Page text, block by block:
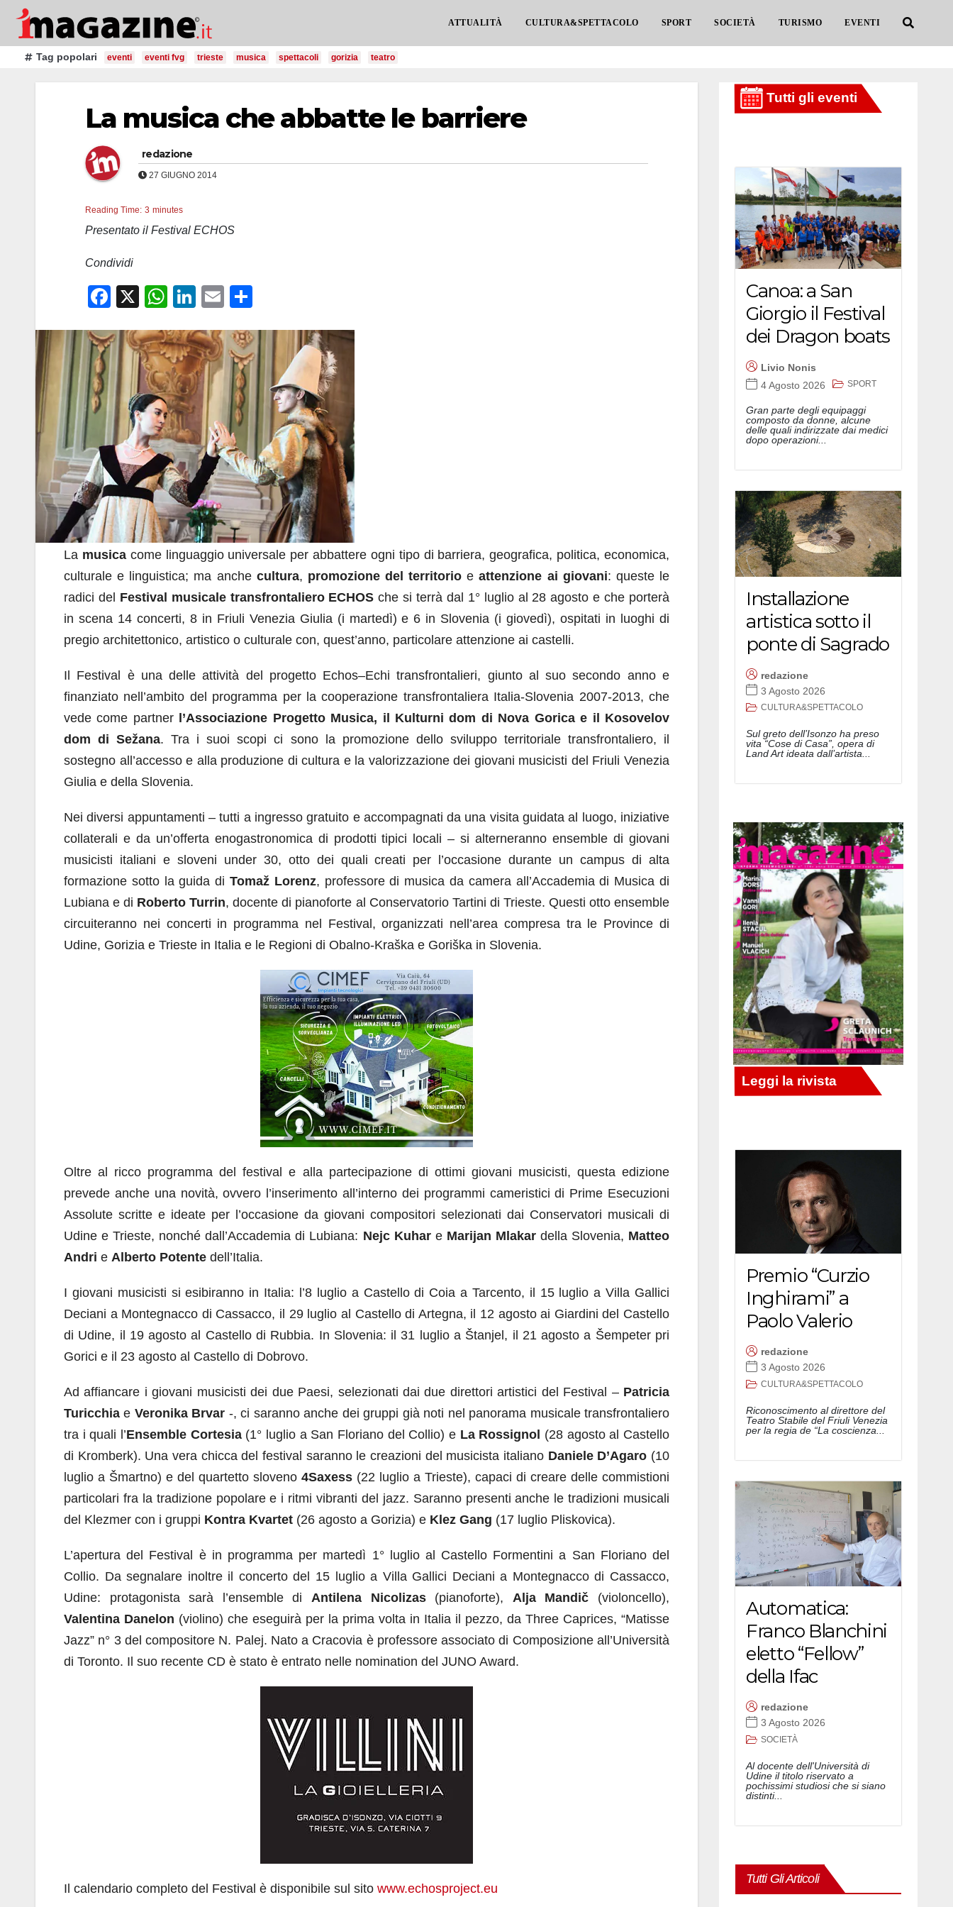
Salta
contenuto
ATTUALITÀ CULTURA&SPETTACOLO SPORT SOCIETÀ TURISMO EVENTI
Tag popolari eventi eventi fvg trieste musica spettacoli gorizia teatro
La musica che abbatte le barriere
redazione
27 GIUGNO 2014
Reading Time: 3 minutes
Presentato il Festival ECHOS
Condividi
F
c
e
b
o
o
k
X
W
at
s
A
p
p
Li
k
e
dI
n
E
ail n
di
vi
di
La musicacome linguaggio universale per abbattere ogni tipo di barriera, geografica, politica, economica,
culturale e linguistica; ma anche cultura, promozione del territorio eattenzione ai giovani: queste le
radici del Festival musicale transfrontaliero ECHOSche si terrà dal 1° luglio al 28 agosto e che porterà
in scena 14 concerti, 8 in Friuli Venezia Giulia (i martedì) e 6 in Slovenia (i giovedì), ospitati in luoghi di
pregio architettonico, artistico o culturale con, quest’anno, particolare attenzione ai castelli.
Il Festival è una delle attività del progetto Echos–Echi transfrontalieri, giunto al suo secondo anno e
finanziato nell’ambito del programma per la cooperazione transfrontaliera Italia-Slovenia 2007-2013, che
vede come partner
l’Associazione Progetto Musica, il Kulturni dom di Nova Gorica e il Kosovelov
dom di Sežana. Tra i suoi scopi ci sono la promozione dello sviluppo territoriale transfrontaliero, il
sostegno all’accesso e alla produzione di cultura e la valorizzazione dei giovani musicisti del Friuli Venezia
Giulia e della Slovenia.
Nei diversi appuntamenti – tutti a ingresso gratuito e accompagnati da una visita guidata al luogo, iniziative
collaterali e da un’offerta enogastronomica di prodotti tipici locali – si alterneranno ensemble di giovani
musicisti italiani e sloveni under 30, otto dei quali creati per l’occasione durante un campus di alta
formazione sotto la guida di Tomaž Lorenz, professore di musica da camera all’Accademia di Musica di
Lubiana e di Roberto Turrin, docente di pianoforte al Conservatorio Tartini di Trieste. Questi otto ensemble
circuiteranno nei concerti in programma nel Festival, organizzati nell’area compresa tra le Province di
Udine, Gorizia e Trieste in Italia e le Regioni di Obalno-Kraška e Goriška in Slovenia.
Oltre al ricco programma del festival e alla partecipazione di ottimi giovani musicisti, questa edizione
prevede anche una novità, ovvero l’inserimento all’interno dei programmi cameristici di Prime Esecuzioni
Assolute scritte e ideate per l’occasione da giovani compositori selezionati dai Conservatori musicali di
Udine e Trieste, nonché dall’Accademia di Lubiana: Nejc Kuhare Marijan Mlakardella Slovenia, Matteo
Andri e Alberto Potente dell’Italia.
I giovani musicisti si esibiranno in Italia: l’8 luglio a Castello di Coia a Tarcento, il 15 luglio a Villa Gallici
Deciani a Montegnacco di Cassacco, il 29 luglio al Castello di Artegna, il 12 agosto ai Giardini del Castello
di Udine, il 19 agosto al Castello di Rubbia. In Slovenia: il 31 luglio a Štanjel, il 21 agosto a Šempeter pri
Gorici e il 23 agosto al Castello di Dobrovo.
Ad affiancare i giovani musicisti dei due Paesi, selezionati dai due direttori artistici del Festival – Patricia
Turicchia e Veronika Brvar -, ci saranno anche dei gruppi già noti nel panorama musicale transfrontaliero
tra i quali l’Ensemble Cortesia(1° luglio a San Floriano del Collio) e La Rossignol (28 agosto al Castello
di Kromberk). Una vera chicca del festival saranno le creazioni del musicista italiano Daniele D’Agaro (10
luglio a Šmartno) e del quartetto sloveno 4Saxess (22 luglio a Trieste), capaci di creare delle commistioni
particolari fra la tradizione popolare e i ritmi vibranti del jazz. Saranno presenti anche le tradizioni musicali
del Klezmer con i gruppi Kontra Kvartet (26 agosto a Gorizia) e Klez Gang (17 luglio Pliskovica).
L’apertura del Festival è in programma per martedì 1° luglio al Castello Formentini a San Floriano del
Collio. Da segnalare inoltre il concerto del 15 luglio a Villa Gallici Deciani a Montegnacco di Cassacco,
Udine: protagonista sarà l’ensemble di Antilena Nicolizas(pianoforte), Alja Mandič (violoncello),
Valentina Danelon (violino) che eseguirà per la prima volta in Italia il pezzo, da Three Caprices, “Matisse
Jazz” n° 3 del compositore N. Palej. Nato a Cracovia è professore associato di Composizione all’Università
di Toronto. Il suo recente CD è stato è entrato nelle nomination del JUNO Award.
Il calendario completo del Festival è disponibile sul sito www.echosproject.eu
Canoa: a San
Giorgio il Festival
dei Dragon boats
Livio Nonis
4 Agosto 2026
SPORT
Gran parte degli equipaggi
composto da donne, alcune
delle quali indirizzate dai medici
dopo operazioni...
Installazione
artistica sotto il
ponte di Sagrado
redazione
3 Agosto 2026
CULTURA&SPETTACOLO
Sul greto dell’Isonzo ha preso
vita “Cose di Casa”, opera di
Land Art ideata dall’artista...
Premio “Curzio
Inghirami” a
Paolo Valerio
redazione
3 Agosto 2026
CULTURA&SPETTACOLO
Riconoscimento al direttore del
Teatro Stabile del Friuli Venezia
per la regia de “La coscienza...
Automatica:
Franco Blanchini
eletto “Fellow”
della Ifac
redazione
3 Agosto 2026
SOCIETÀ
Al docente dell'Università di
Udine il titolo riservato a
pochissimi studiosi che si siano
distinti...
Tutti Gli Articoli